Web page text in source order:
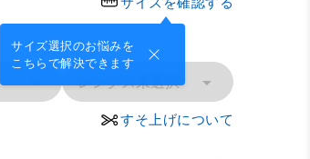
サイズ選択のお悩みを
こちらで解決できます
レングス未選択
すそ上げについて